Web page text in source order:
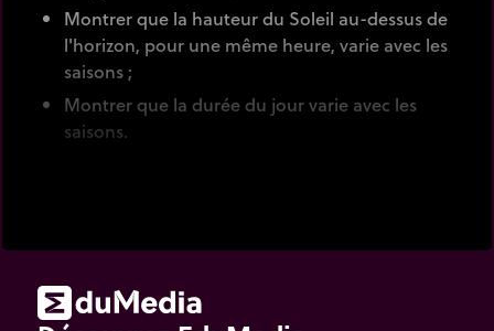
Montrer que la hauteur du Soleil au-dessus de
l'horizon, pour une même heure, varie avec les
saisons ;
Montrer que la durée du jour varie avec les
saisons.
haute dans le ciel. Celle-ci varie au cours des
saisons et dépend de la latitude du lieu